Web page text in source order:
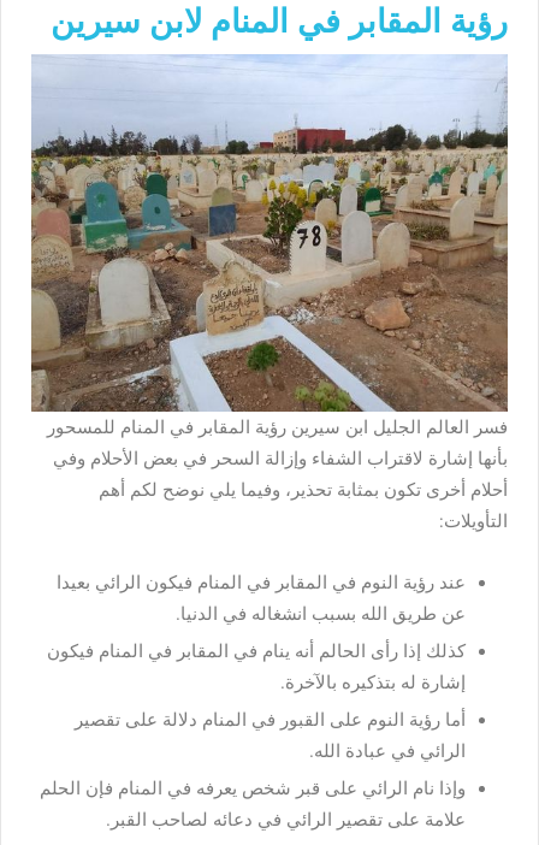
رؤية المقابر في المنام لابن سيرين
فسر العالم الجليل ابن سيرين رؤية المقابر في المنام للمسحور
بأنها إشارة لاقتراب الشفاء وإزالة السحر في بعض الأحلام وفي
أحلام أخرى تكون بمثابة تحذير، وفيما يلي نوضح لكم أهم
التأويلات:
عند رؤية النوم في المقابر في المنام فيكون الرائي بعيدا
عن طريق الله بسبب انشغاله في الدنيا.
كذلك إذا رأى الحالم أنه ينام في المقابر في المنام فيكون
إشارة له بتذكيره بالآخرة.
أما رؤية النوم على القبور في المنام دلالة على تقصير
الرائي في عبادة الله.
وإذا نام الرائي على قبر شخص يعرفه في المنام فإن الحلم
علامة على تقصير الرائي في دعائه لصاحب القبر.